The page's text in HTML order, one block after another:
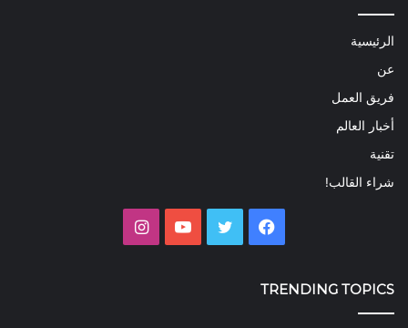
الرئيسية
عن
فريق العمل
أخبار العالم
تقنية
شراء القالب!
فيسبوك تويتر يوتيوب
TRENDING TOPICS